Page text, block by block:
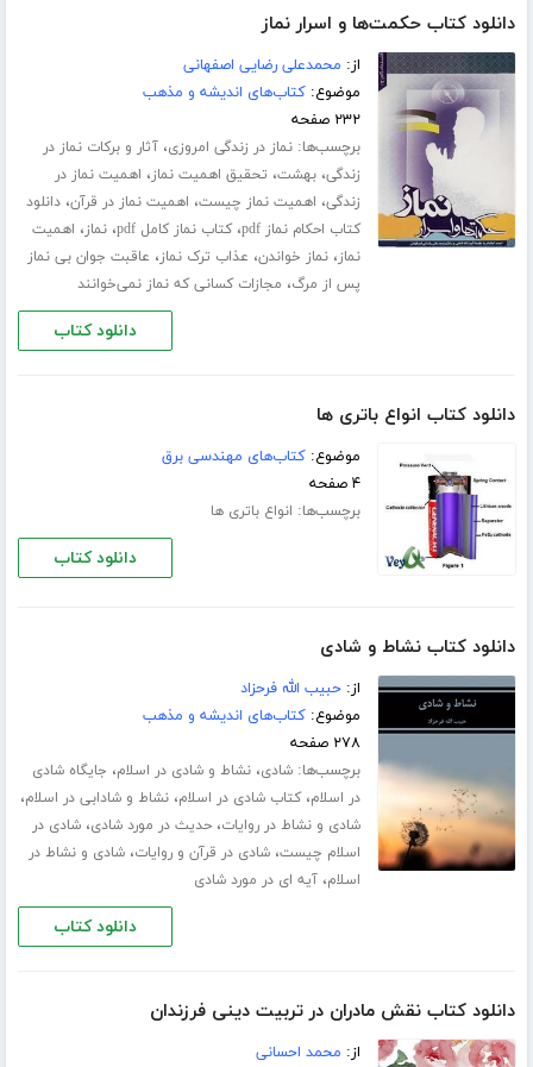
دانلود کتاب حکمت‌ها و اسرار نماز
از: محمدعلی رضایی اصفهانی
موضوع:کتاب‌های اندیشه و مذهب
۲۳۲ صفحه
برچسب‌ها:نماز در زندگی امروزی،آثار و برکات نماز در
زندگی،بهشت، تحقیق اهمیت نماز، اهمیت نماز در
زندگی، اهمیت نماز چیست، اهمیت نماز در قرآن،دانلود
کتاب احکام نماز pdf
،کتاب نماز کامل pdf ،نماز، اهمیت
نماز،نماز خواندن، عذاب ترک نماز، عاقبت جوان بی نماز
پس از مرگ، مجازات کسانی که نماز نمی‌خوانند
دانلود کتاب
دانلود کتاب انواع باتری ها
موضوع:کتاب‌های مهندسی برق
۴ صفحه
برچسب‌ها: انواع باتری ها
دانلود کتاب
دانلود کتاب نشاط و شادی
از:حبیب الله فرحزاد
موضوع:کتاب‌های اندیشه و مذهب
۲۷۸ صفحه
برچسب‌ها:شادی،نشاط و شادی در اسلام، جایگاه شادی
در اسلام،کتاب شادی در اسلام،نشاط و شادابی در اسلام،
شادی و نشاط در روایات،حدیث در مورد شادی،شادی در
اسلام چیست،شادی در قرآن و روایات،شادی و نشاط در
اسلام،آیه ای در مورد شادی
دانلود کتاب
دانلود کتاب نقش مادران در تربیت دینی فرزندان
از: محمد احسانی